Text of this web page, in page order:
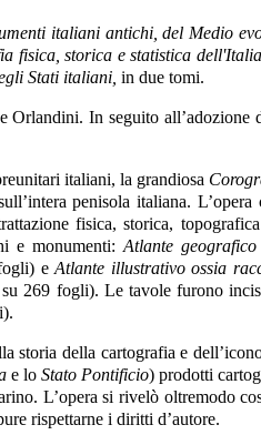
italiani antichi, del Medio
fisica, storica e statistica dell'Italia
Stati italiani, in due tomi.
In seguito
italiani, la grandiosa
penisola italiana.
fisica, storica,
e monumenti: Atlante
fogli) eAtlante illustrativo ossia
269 fogli). Le tavole furono
della cartografia e
e loStato Pontificio) prodotti
L’opera si rivelò oltremodo
rispettarne i diritti d’autore.